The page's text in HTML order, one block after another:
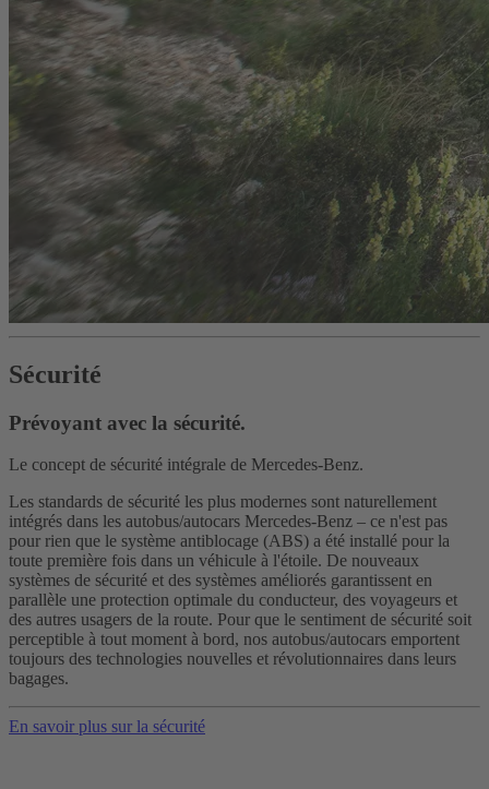
Sécurité
Prévoyant avec la sécurité.
Le concept de sécurité intégrale de Mercedes-Benz.
Les standards de sécurité les plus modernes sont naturellement
intégrés dans les autobus/autocars Mercedes-Benz – ce n'est pas
pour rien que le système antiblocage (ABS) a été installé pour la
toute première fois dans un véhicule à l'étoile. De nouveaux
systèmes de sécurité et des systèmes améliorés garantissent en
parallèle une protection optimale du conducteur, des voyageurs et
des autres usagers de la route. Pour que le sentiment de sécurité soit
perceptible à tout moment à bord, nos autobus/autocars emportent
toujours des technologies nouvelles et révolutionnaires dans leurs
bagages.
En savoir plus sur la sécurité